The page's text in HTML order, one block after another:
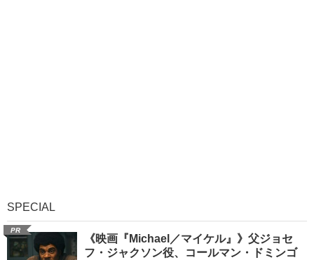
SPECIAL
PR
《映画『Michael／マイケル』》父ジョセ
フ・ジャクソン役、コールマン・ドミンゴ